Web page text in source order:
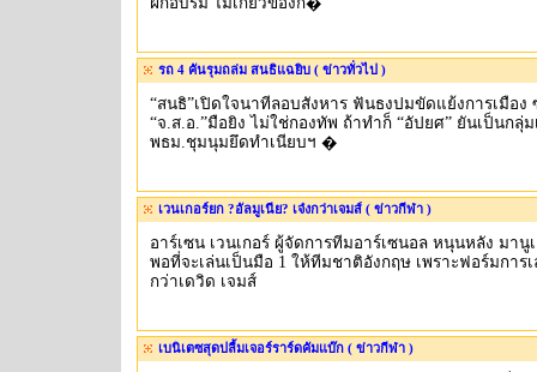
รถ 4 คันรุมถล่ม สนธิแฉยิบ ( ข่าวทั่วไป )
“สนธิ”เปิดใจนาทีลอบสังหาร ฟันธงปมขัดแย้งการเมือง
“จ.ส.อ.”มือยิง ไม่ใช่กองทัพ ถ้าทำก็ “อัปยศ” ยันเป็นกลุ่
พธม.ชุมนุมยึดทำเนียบฯ �
เวนเกอร์ยก ?อัลมูเนีย? เจ๋งกว่าเจมส์ ( ข่าวกีฬา )
อาร์เซน เวนเกอร์ ผู้จัดการทีมอาร์เซนอล หนุนหลัง มานู
พอที่จะเล่นเป็นมือ 1 ให้ทีมชาติอังกฤษ เพราะฟอร์มการ
กว่าเดวิด เจมส์
เบนิเตซสุดปลื้มเจอร์ราร์ดคัมแบ๊ก ( ข่าวกีฬา )